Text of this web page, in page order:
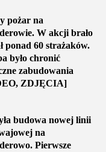
pożar na
W akcji brało
ponad 60 strażaków.
było chronić
zabudowania
ZDJĘCIA]
budowa nowej linii
na
Pierwsze